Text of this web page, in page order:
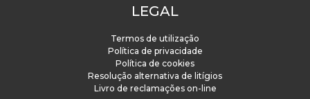
LEGAL
Termos de utilização
Política de privacidade
Política de cookies
Resolução alternativa de litígios
Livro de reclamações on-line